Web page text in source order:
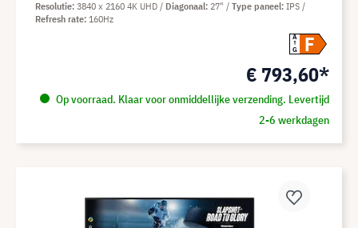
A
G
F
€ 793,60*
Op voorraad. Klaar voor onmiddellijke verzending. Levertijd
2-6 werkdagen
Resolutie 3840 x 2160 4K UHD Diagonaal 27" Type paneel IPS
Refresh rate 160Hz